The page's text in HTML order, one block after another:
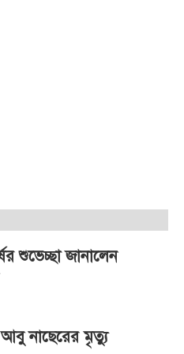
শুভেচ্ছা জানালেন
নাছেরের মৃত্যু